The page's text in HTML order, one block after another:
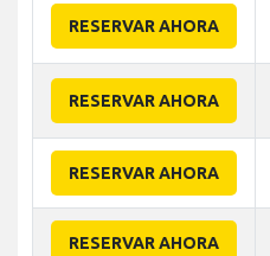
RESERVAR AHORA
RESERVAR AHORA
RESERVAR AHORA
RESERVAR AHORA